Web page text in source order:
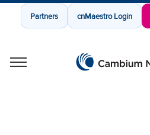
Partners cnMaestro Login